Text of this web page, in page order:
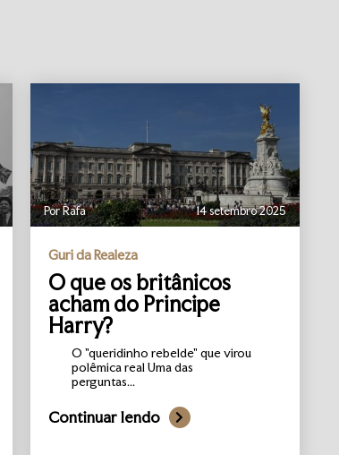
Por Rafa 14 setembro 2025
Guri da Realeza
O que os britânicos
acham do Principe
Harry?
O "queridinho rebelde" que virou
polêmica real Uma das
perguntas...
Continuar lendo